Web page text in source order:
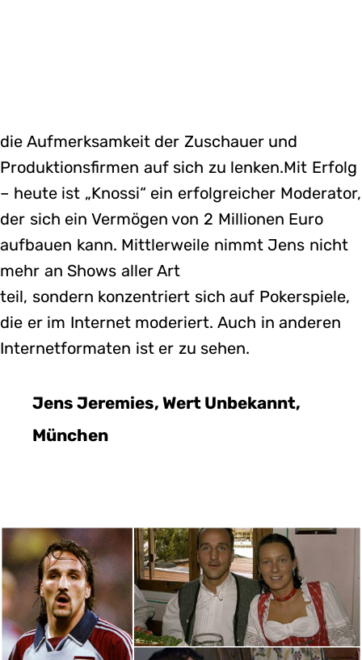
die Aufmerksamkeit der Zuschauer und
Produktionsfirmen auf sich zu lenken.Mit Erfolg
– heute ist „Knossi“ ein erfolgreicher Moderator,
der sich ein Vermögen von 2 Millionen Euro
aufbauen kann. Mittlerweile nimmt Jens nicht
mehr an Shows aller Art
teil, sondern konzentriert sich auf Pokerspiele,
die er im Internet moderiert. Auch in anderen
Internetformaten ist er zu sehen.
Jens Jeremies, Wert Unbekannt,
München